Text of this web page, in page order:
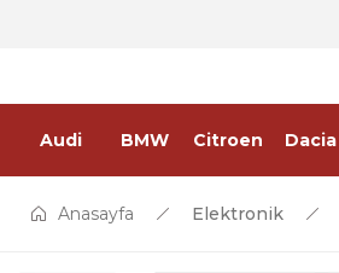
Audi BMW Citroen Dacia
Anasayfa Elektronik